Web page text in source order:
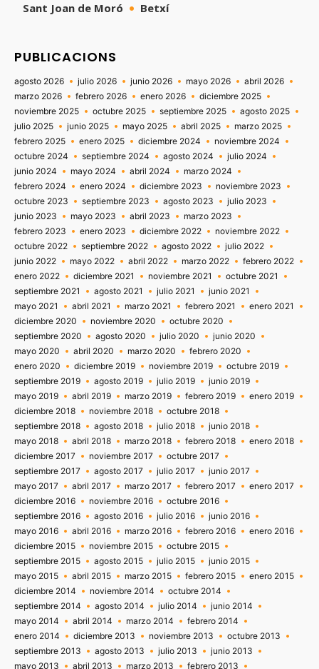
Sant Joan de Moró
Betxí
PUBLICACIONS
agosto 2026 julio 2026 junio 2026 mayo 2026
abril 2026
marzo 2026
febrero 2026 enero 2026
diciembre 2025
noviembre 2025
octubre 2025 septiembre 2025
agosto 2025
julio 2025
junio 2025 mayo 2025 abril 2025
marzo 2025
febrero 2025
enero 2025 diciembre 2024
noviembre 2024
octubre 2024
septiembre 2024 agosto 2024
julio 2024
junio 2024
mayo 2024 abril 2024
marzo 2024
febrero 2024
enero 2024 diciembre 2023
noviembre 2023
octubre 2023
septiembre 2023 agosto 2023
julio 2023
junio 2023
mayo 2023 abril 2023
marzo 2023
febrero 2023
enero 2023 diciembre 2022
noviembre 2022
octubre 2022
septiembre 2022 agosto 2022
julio 2022
junio 2022
mayo 2022 abril 2022 marzo 2022
febrero 2022
enero 2022
diciembre 2021 noviembre 2021
octubre 2021
septiembre 2021
agosto 2021 julio 2021
junio 2021
mayo 2021
abril 2021 marzo 2021 febrero 2021
enero 2021
diciembre 2020
noviembre 2020
octubre 2020
septiembre 2020
agosto 2020 julio 2020
junio 2020
mayo 2020
abril 2020 marzo 2020
febrero 2020
enero 2020
diciembre 2019 noviembre 2019
octubre 2019
septiembre 2019
agosto 2019 julio 2019
junio 2019
mayo 2019
abril 2019 marzo 2019 febrero 2019
enero 2019
diciembre 2018
noviembre 2018
octubre 2018
septiembre 2018
agosto 2018 julio 2018
junio 2018
mayo 2018
abril 2018 marzo 2018 febrero 2018
enero 2018
diciembre 2017
noviembre 2017
octubre 2017
septiembre 2017
agosto 2017 julio 2017
junio 2017
mayo 2017
abril 2017 marzo 2017 febrero 2017
enero 2017
diciembre 2016
noviembre 2016
octubre 2016
septiembre 2016
agosto 2016 julio 2016
junio 2016
mayo 2016
abril 2016 marzo 2016 febrero 2016
enero 2016
diciembre 2015
noviembre 2015
octubre 2015
septiembre 2015
agosto 2015 julio 2015
junio 2015
mayo 2015
abril 2015 marzo 2015 febrero 2015
enero 2015
diciembre 2014
noviembre 2014
octubre 2014
septiembre 2014
agosto 2014 julio 2014
junio 2014
mayo 2014
abril 2014 marzo 2014
febrero 2014
enero 2014
diciembre 2013 noviembre 2013
octubre 2013
septiembre 2013
agosto 2013 julio 2013
junio 2013
mayo 2013
abril 2013 marzo 2013 febrero 2013